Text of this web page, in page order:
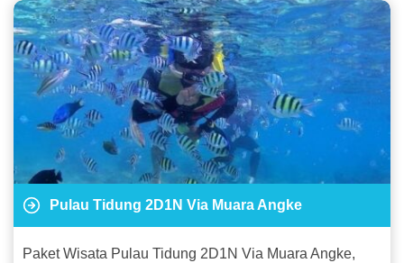
Pulau Tidung 2D1N Via Muara Angke
Paket Wisata Pulau Tidung 2D1N Via Muara Angke,